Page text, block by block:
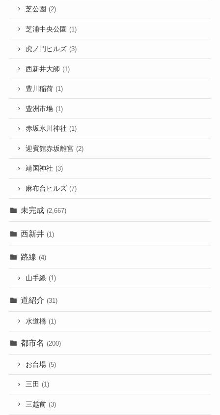
芝公園 (2)
芝浦中央公園 (1)
虎ノ門ヒルズ (3)
西新井大師 (1)
豊川稲荷 (1)
豊洲市場 (1)
赤坂氷川神社 (1)
迎賓館赤坂離宮 (2)
靖国神社 (3)
麻布台ヒルズ (7)
未完成 (2,667)
西新井 (1)
路線 (4)
山手線 (1)
道紹介 (31)
水道橋 (1)
都市名 (200)
お台場 (5)
三田 (1)
三越前 (3)